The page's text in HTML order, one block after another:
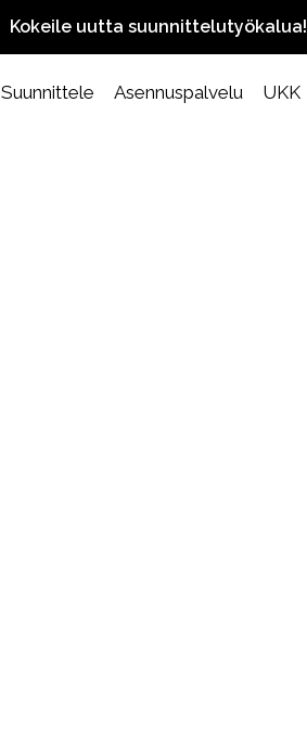
Kokeile uutta suunnittelutyökalua!
Suunnittele Asennuspalvelu UKK